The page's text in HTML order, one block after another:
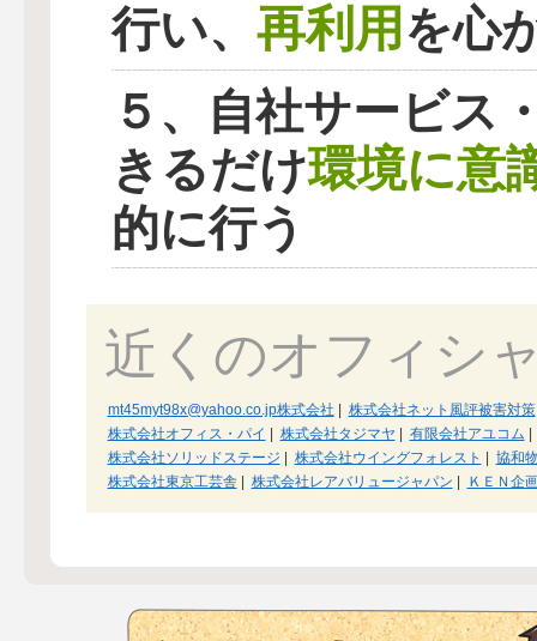
行い、 再利用を心
５、自社サービス
きるだけ環境に意
的に行う
近くのオフィシ
mt45myt98x@yahoo.co.jp株式会社 株式会社ネット風評被害対策
株式会社オフィス・パイ
株式会社タジマヤ 有限会社アユコム
株式会社ソリッドステージ
株式会社ウイングフォレスト
協和
株式会社東京工芸舎| 株式会社レアバリュージャパン ＫＥＮ企